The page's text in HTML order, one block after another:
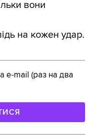
вони
на кожен удар.
e-mail (раз на два